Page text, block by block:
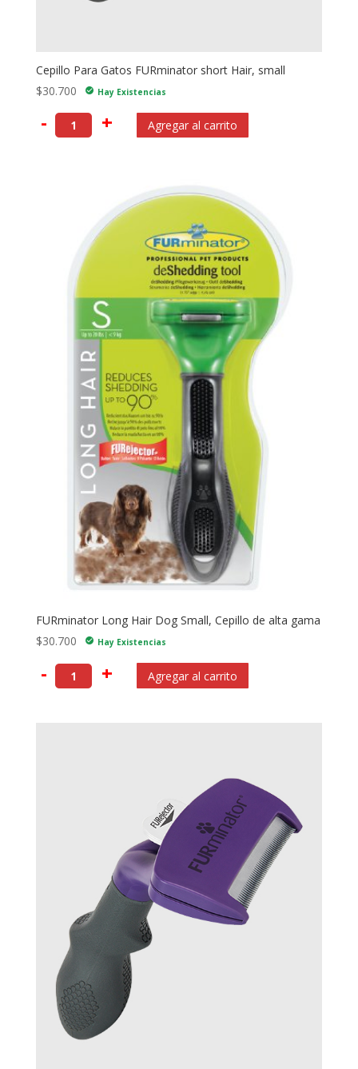
Cepillo Para Gatos FURminator short Hair, small
$30.700 check_circle Hay Existencias
- + Agregar al carrito
FURminator Long Hair Dog Small, Cepillo de alta gama
$30.700 check_circle Hay Existencias
- + Agregar al carrito